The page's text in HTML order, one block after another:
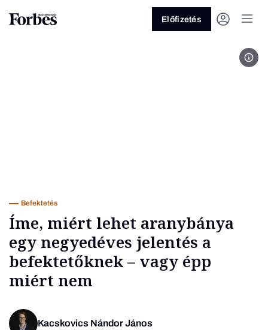
Előfizetés
Befektetés
Íme, miért lehet aranybánya
egy negyedéves jelentés a
befektetőknek – vagy épp
miért nem
Kacskovics Nándor János